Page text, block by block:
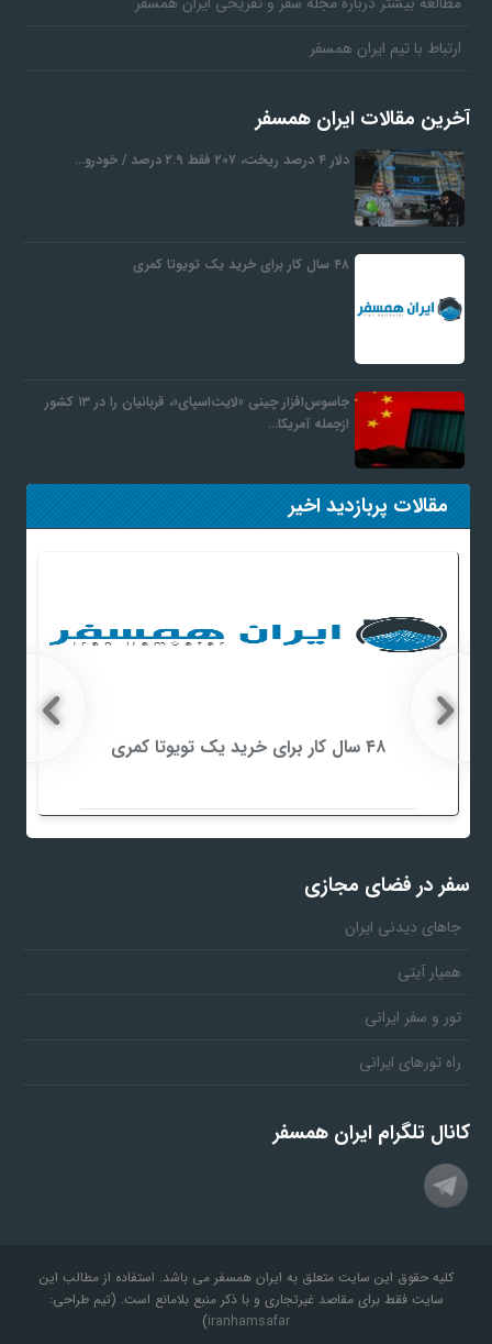
ارتباط با تیم ایران همسفر
آخرین مقالات ایران همسفر
دلار ۴ درصد ریخت، ۲۰۷ فقط ۲.۹ درصد / خودرو…
۴۸ سال کار برای خرید یک تویوتا کمری
جاسوس‌افزار چینی «لایت‌اسپای»، قربانیان را در ۱۳ کشور
ازجمله آمریکا…
مقالات پربازدید اخیر
۴۸ سال کار برای خرید یک تویوتا کمری
سفر در فضای مجازی
جاهای دیدنی ایران
همیار آیتی
تور و سفر ایرانی
راه تورهای ایرانی
کانال تلگرام ایران همسفر
کلیه حقوق این سایت متعلق به ایران همسفر می باشد. استفاده از مطالب این
سایت فقط برای مقاصد غیرتجاری و با ذکر منبع بلامانع است. (تیم طراحی:
iranhamsafar
)